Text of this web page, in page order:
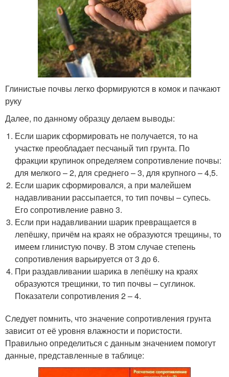
Глинистые почвы легко формируются в комок и пачкают
руку
Далее, по данному образцу делаем выводы:
Если шарик сформировать не получается, то на
участке преобладает песчаный тип грунта. По
фракции крупинок определяем сопротивление почвы:
для мелкого – 2, для среднего – 3, для крупного – 4,5.
Если шарик сформировался, а при малейшем
надавливании рассыпается, то тип почвы – супесь.
Его сопротивление равно 3.
Если при надавливании шарик превращается в
лепёшку, причём на краях не образуются трещины, то
имеем глинистую почву. В этом случае степень
сопротивления варьируется от 3 до 6.
При раздавливании шарика в лепёшку на краях
образуются трещинки, то тип почвы – суглинок.
Показатели сопротивления 2 – 4.
Следует помнить, что значение сопротивления грунта
зависит от её уровня влажности и пористости.
Правильно определиться с данным значением помогут
данные, представленные в таблице: